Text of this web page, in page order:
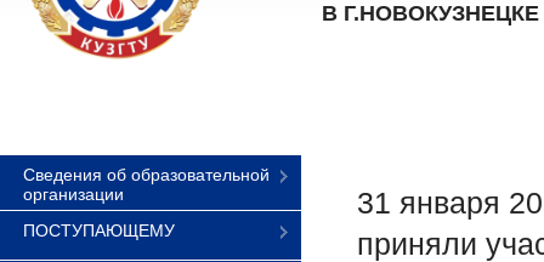
В Г.НОВОКУЗНЕЦКЕ
Сведения об образовательной
организации
ПОСТУПАЮЩЕМУ
31 января
приняли